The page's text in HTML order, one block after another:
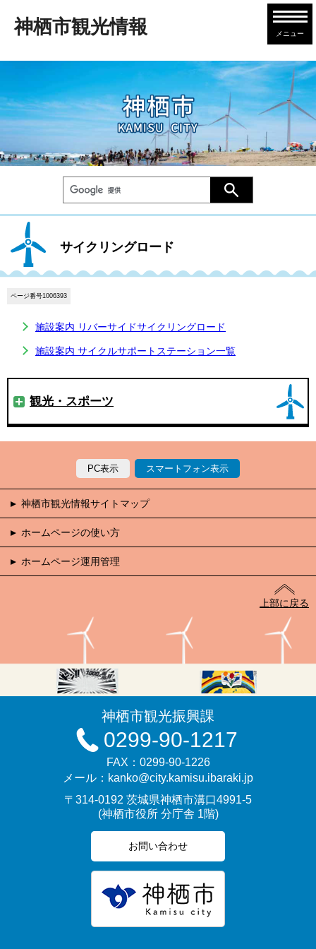
神栖市観光情報 メニュー
サイクリングロード
ページ番号1006393
施設案内 リバーサイドサイクリングロード
施設案内 サイクルサポートステーション一覧
観光・スポーツ
PC表示 スマートフォン表示
神栖市観光情報サイトマップ
ホームページの使い方
ホームページ運用管理
上部に戻る
神栖市観光振興課
0299-90-1217
FAX：0299-90-1226
メール：kanko@city.kamisu.ibaraki.jp
〒314-0192 茨城県神栖市溝口4991-5
(神栖市役所 分庁舎 1階)
お問い合わせ